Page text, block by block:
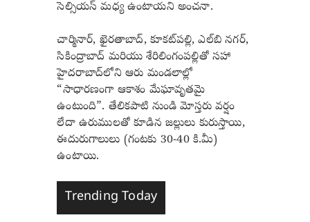
సెల్సియస్ మధ్య ఉంటాయని అంచనా.
చార్మినార్, ఖైరతాబాద్, కూకట్‌పల్లి, ఎల్‌బి నగర్,
సికింద్రాబాద్ మరియు శేరిలింగంపల్లితో సహా
హైదరాబాద్‌లోని ఆరు మండలాల్లో
“సాధారణంగా ఆకాశం మేఘావృతమై
ఉంటుంది”. తేలికపాటి నుండి మోస్తరు వర్షం
లేదా ఉరుములతో కూడిన జల్లులు కురుస్తాయి,
ఈదురుగాలులు (గంటకు 30-40 కి.మీ)
ఉంటాయి.
Trending Today